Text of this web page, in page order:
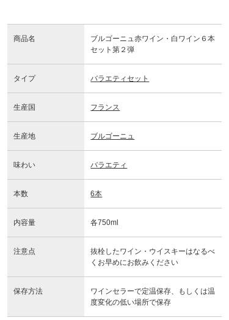
商品名
ブルゴーニュ赤ワイン・白ワイン６本
セット第２弾
タイプ バラエティセット
生産国 フランス
生産地 ブルゴーニュ
味わい バラエティ
本数 6本
内容量 各750ml
注意点
抜栓したワイン・ウイスキーはなるべ
くお早めにお飲みください
保存方法
ワインセラーで定温保存、もしくは温
度変化の低い場所で保存